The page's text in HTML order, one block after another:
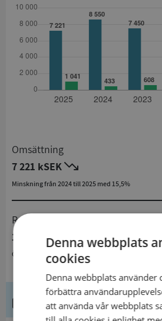
Omsättning
7 221 kSEK
Minskning från 2024 till 2025 med 15,5%
Resultat
1 041 kSEK
Ökning från 2024 till 2025 med 140,4%
Kontaktuppgifter
Denna webbplats
cookies
Denna webbplats använder
förbättra
att använda vår webbplats